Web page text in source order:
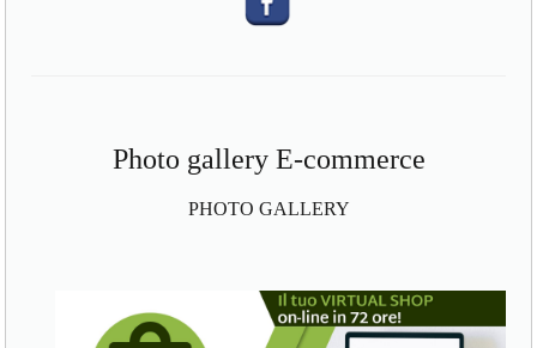
Photo gallery E-commerce
PHOTO GALLERY